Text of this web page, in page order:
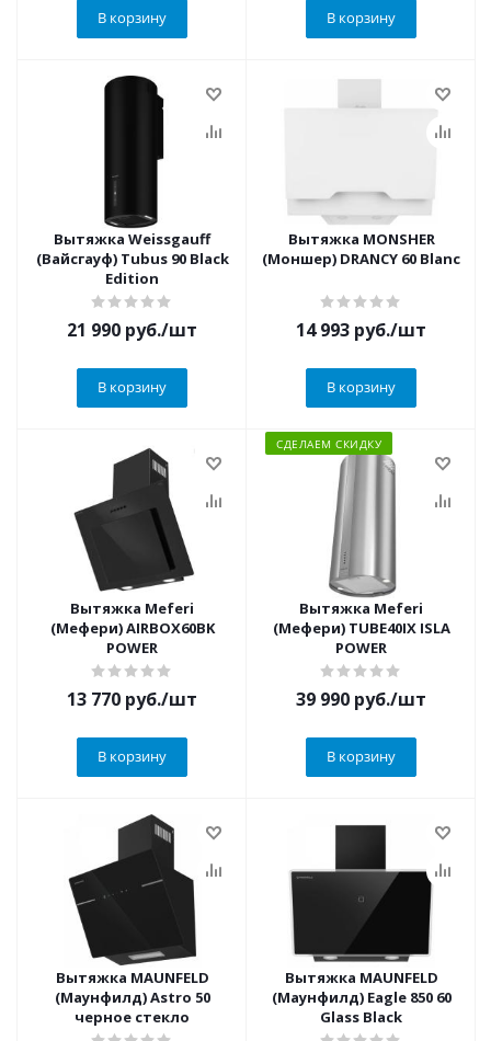
В корзину В корзину
Вытяжка Weissgauff
(Вайсгауф) Tubus 90 Black
Edition
21 990 руб./шт
В корзину
Вытяжка MONSHER
(Моншер) DRANCY 60 Blanc
14 993 руб./шт
В корзину
Вытяжка Meferi
(Мефери) AIRBOX60BK
POWER
13 770 руб./шт
В корзину
СДЕЛАЕМ СКИДКУ
Вытяжка Meferi
(Мефери) TUBE40IX ISLA
POWER
39 990 руб./шт
В корзину
Вытяжка MAUNFELD
(Маунфилд) Astro 50
черное стекло
Вытяжка MAUNFELD
(Маунфилд) Eagle 850 60
Glass Black